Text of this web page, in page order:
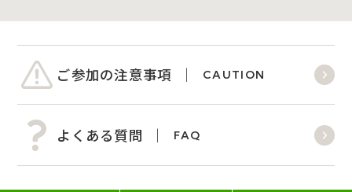
ご参加の注意事項 CAUTION
よくある質問 FAQ